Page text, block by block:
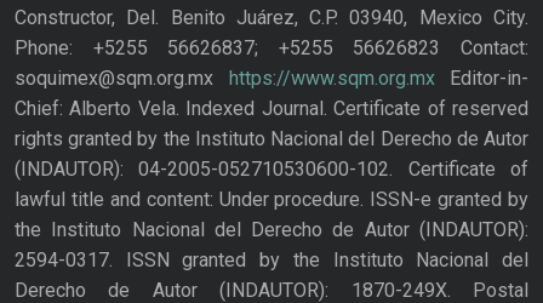
Constructor, Del. Benito Juárez, C.P. 03940, Mexico City.
Phone: +5255 56626837; +5255 56626823 Contact:
soquimex@sqm.org.mx https://www.sqm.org.mxEditor-in-
Chief: Alberto Vela. Indexed Journal. Certificate of reserved
rights granted by the Instituto Nacional del Derecho de Autor
(INDAUTOR): 04-2005-052710530600-102. Certificate of
lawful title and content: Under procedure. ISSN-e granted by
the Instituto Nacional del Derecho de Autor (INDAUTOR):
2594-0317. ISSN granted by the Instituto Nacional del
Derecho de Autor (INDAUTOR): 1870-249X. Postal